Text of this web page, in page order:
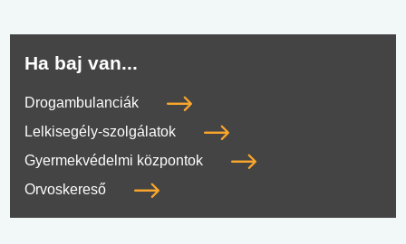
Ha baj van...
Drogambulanciák
Lelkisegély-szolgálatok
Gyermekvédelmi központok
Orvoskereső